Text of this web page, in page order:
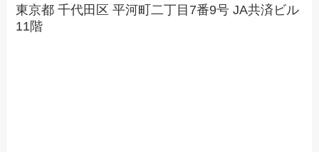
東京都 千代田区 平河町二丁目7番9号 JA共済ビル
11階